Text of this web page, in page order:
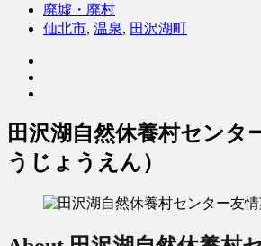
廃墟・廃村
仙北市, 温泉, 田沢湖町
田沢湖自然休養村センタ
うじょうえん）